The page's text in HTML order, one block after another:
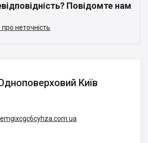
Повідомте нам
неточність
Київ